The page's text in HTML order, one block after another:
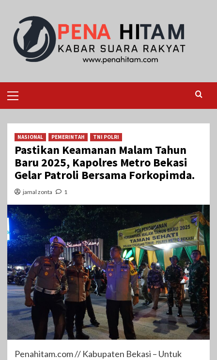
content
Menu
NASIONAL PEMERINTAH TNI POLRI
Pastikan Keamanan Malam Tahun
Baru 2025, Kapolres Metro Bekasi
Gelar Patroli Bersama Forkopimda.
jamal zonta 1
Penahitam.com // Kabupaten Bekasi – Untuk